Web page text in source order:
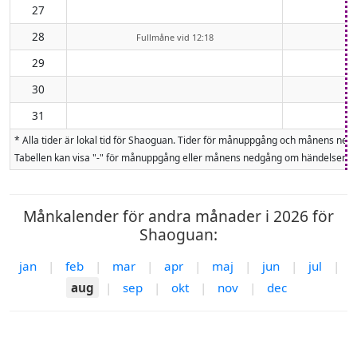
27
28
Fullmåne vid 12:18
29
30
31
* Alla tider är lokal tid för Shaoguan. Tider för månuppgång och månens
Tabellen kan visa "-" för månuppgång eller månens nedgång om
Månkalender för andra månader i 2026 för
Shaoguan:
jan | feb | mar | apr | maj | jun | jul
|
aug
| sep | okt | nov | dec